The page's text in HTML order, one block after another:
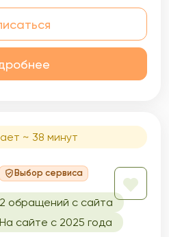
~ 38 минут
Выбор сервиса
2 обращений с сайта
На сайте с 2025 года